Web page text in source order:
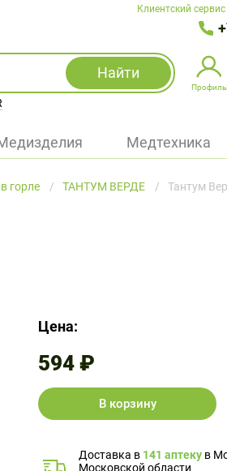
Клиентский
Найти
Профиль
Избранное
Войти
Медтехника
горле ТАНТУМ ВЕРДЕ Тантум
Цена:
594 ₽
В корзину
Доставка в 141 аптеку в
Московской области